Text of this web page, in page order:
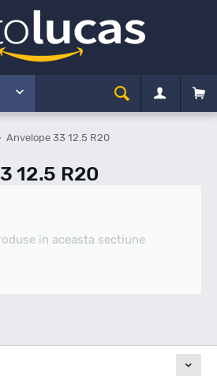
Anvelope 33 12.5 R20
12.5 R20
in aceasta sectiune